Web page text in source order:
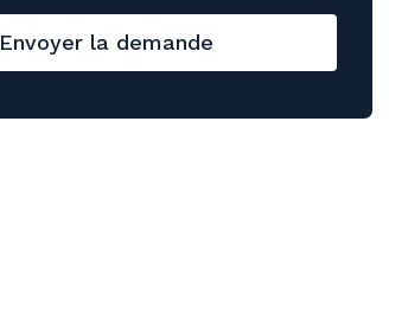
Envoyer la demande